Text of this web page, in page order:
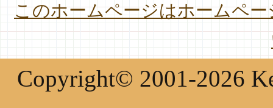
このホームページはホームペ
Copyright© 2001-2026